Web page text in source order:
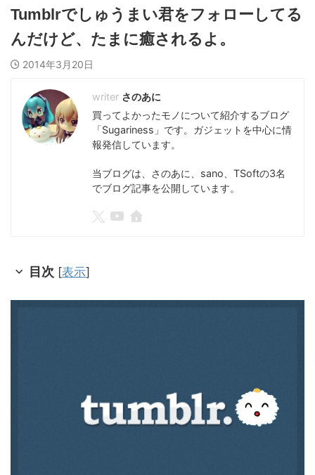
Tumblrでしゅうまい君をフォローしてる
んだけど、たまに癒されるよ。
2014年3月20日
さのあに
買ってよかったモノについて紹介するブログ
「Sugariness」です。ガジェットを中心に情
報発信しています。
当ブログは、さのあに、sano、TSoftの3名
でブログ記事を公開しています。
目次 [表示]